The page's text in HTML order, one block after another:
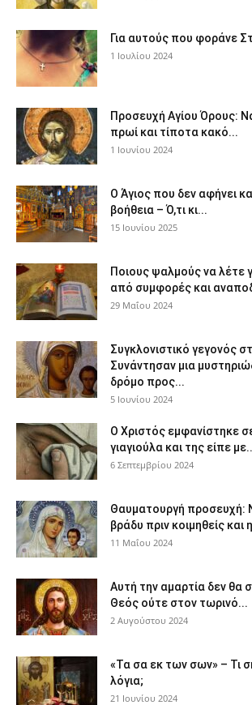
Για αυτούς που φοράνε
1 Ιουλίου 2024
Προσευχή Αγίου Όρους:
πρωί και τίποτα κακό...
1 Ιουνίου 2024
Ο Άγιος που δεν αφήνει
βοήθεια – Ό,τι κι...
15 Ιουνίου 2025
Ποιους ψαλμούς να λέτε
από συμφορές και
29 Μαΐου 2024
Συγκλονιστικό γεγονός
Συνάντησαν μια
δρόμο προς...
5 Ιουνίου 2024
Ο Χριστός εμφανίστηκε
γιαγιούλα και της είπε
6 Σεπτεμβρίου 2024
Θαυματουργή προσευχή:
βράδυ πριν κοιμηθείς και
11 Μαΐου 2024
Αυτή την αμαρτία δεν θα
Θεός ούτε στον τωρινό...
2 Αυγούστου 2024
«Τα σα εκ των σων» – Τι
λόγια;
21 Ιουνίου 2024